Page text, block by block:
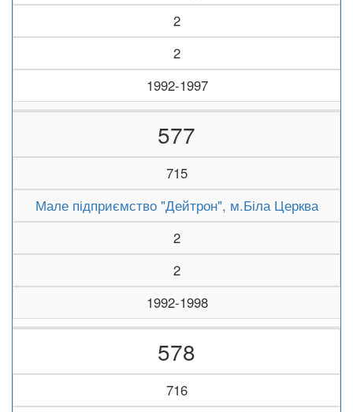
2
2
1992-1997
577
715
Мале підприємство "Дейтрон", м.Біла Церква
2
2
1992-1998
578
716